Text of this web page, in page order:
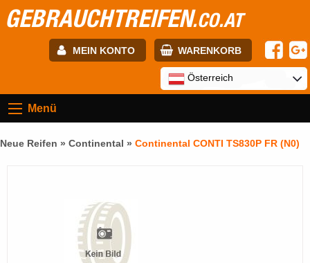
GEBRAUCHTREIFEN.CO.AT
MEIN KONTO WARENKORB
Passwort:
Österreich
Menü
Neue Reifen » Continental » Continental CONTI TS830P FR (N0)